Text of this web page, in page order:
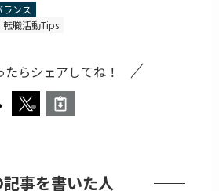
ンス
転職活動Tips
たらシェアしてね！
記事を書いた人